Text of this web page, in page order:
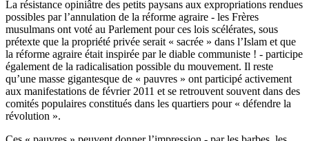
La résistance opiniâtre des petits paysans aux expropriations rendues
possibles par l’annulation de la réforme agraire - les Frères
musulmans ont voté au Parlement pour ces lois scélérates, sous
prétexte que la propriété privée serait « sacrée » dans l’Islam et que
la réforme agraire était inspirée par le diable communiste ! - participe
également de la radicalisation possible du mouvement. Il reste
qu’une masse gigantesque de « pauvres » ont participé activement
aux manifestations de février 2011 et se retrouvent souvent dans des
comités populaires constitués dans les quartiers pour « défendre la
révolution ».